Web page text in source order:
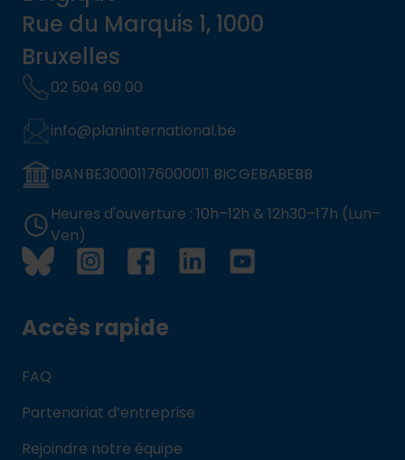
Rue du Marquis 1, 1000
Bruxelles
02 504 60 00
info@planinternational.be
IBAN BE30001176000011 BIC GEBABEBB
Heures d'ouverture : 10h–12h & 12h30–17h (Lun–
Ven)
Accès rapide
FAQ
Partenariat d’entreprise
Rejoindre notre équipe